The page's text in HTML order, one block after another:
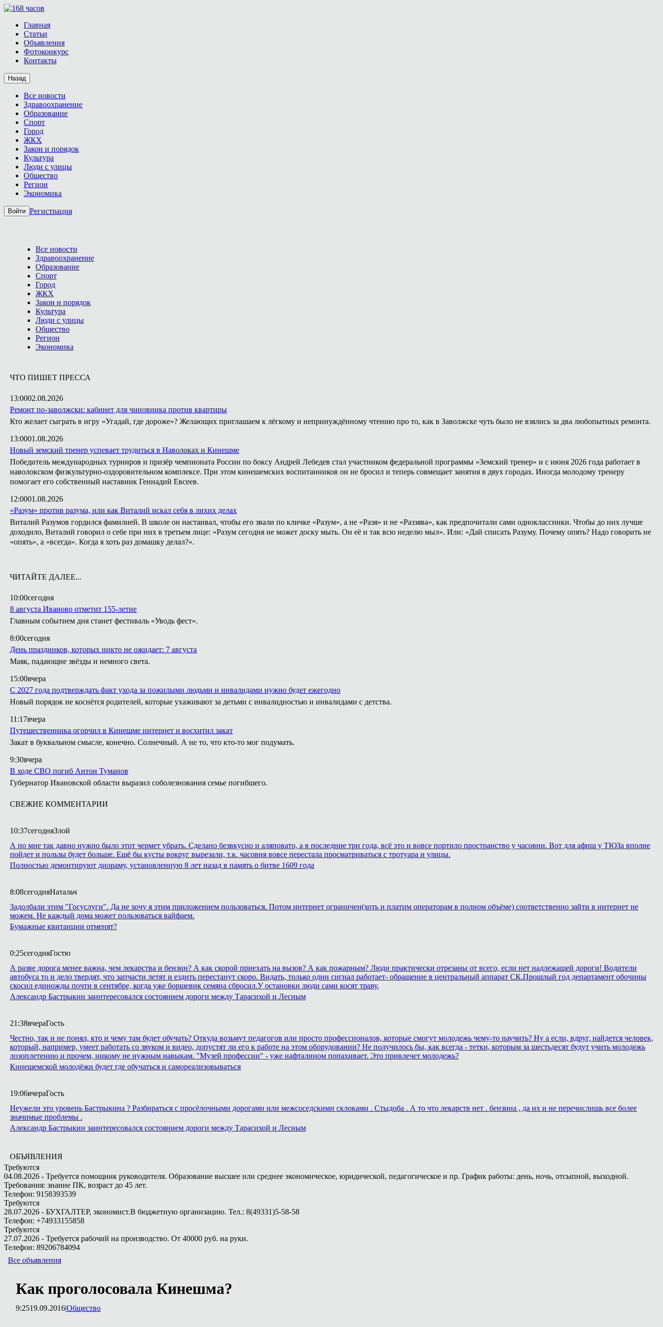
Главная
Статьи
Объявления
Фотоконкурс
Контакты
Назад
Все новости
Здравоохранение
Образование
Спорт
Город
ЖКХ
Закон и порядок
Культура
Люди с улицы
Общество
Регион
Экономика
Войти Регистрация
Все новости
Здравоохранение
Образование
Спорт
Город
ЖКХ
Закон и порядок
Культура
Люди с улицы
Общество
Регион
Экономика
ЧТО ПИШЕТ ПРЕССА
13:0002.08.2026
Ремонт по-заволжски: кабинет для чиновника против квартиры
Кто желает сыграть в игру «Угадай, где дороже»? Желающих приглашаем к лёгкому и непринуждённому чтению про то, как в Заволжске чуть было не взялись за два любопытных ремонта.
13:0001.08.2026
Новый земский тренер успевает трудиться в Наволоках и Кинешме
Победитель международных турниров и призёр чемпионата России по боксу Андрей Лебедев стал участником федеральной программы «Земский тренер» и с июня 2026 года работает в
наволокском физкультурно-оздоровительном комплексе. При этом кинешемских воспитанников он не бросил и теперь совмещает занятия в двух городах. Иногда молодому тренеру
помогает его собственный наставник Геннадий Евсеев.
12:0001.08.2026
«Разум» против разума, или как Виталий искал себя в лихих делах
Виталий Разумов гордился фамилией. В школе он настаивал, чтобы его звали по кличке «Разум», а не «Разя» и не «Раззява», как предпочитали сами одноклассники. Чтобы до них лучше
доходило, Виталий говорил о себе при них в третьем лице: «Разум сегодня не может доску мыть. Он её и так всю неделю мыл». Или: «Дай списать Разуму. Почему опять? Надо говорить не
«опять», а «всегда». Когда я хоть раз домашку делал?».
ЧИТАЙТЕ ДАЛЕЕ...
10:00сегодня
8 августа Иваново отметит 155-летие
Главным событием дня станет фестиваль «Уводь фест».
8:00сегодня
День праздников, которых никто не ожидает: 7 августа
Маяк, падающие звёзды и немного света.
15:00вчера
С 2027 года подтверждать факт ухода за пожилыми людьми и инвалидами нужно будет ежегодно
Новый порядок не коснётся родителей, которые ухаживают за детьми с инвалидностью и инвалидами с детства.
11:17вчера
Путешественника огорчил в Кинешме интернет и восхитил закат
Закат в буквальном смысле, конечно. Солнечный. А не то, что кто-то мог подумать.
9:30вчера
В ходе СВО погиб Антон Туманов
Губернатор Ивановской области выразил соболезнования семье погибшего.
СВЕЖИЕ КОММЕНТАРИИ
10:37сегодняЗлой
А по мне так давно нужно было этот чермет убрать. Сделано безвкусно и аляповато, а в последние три года, всё это и вовсе портило пространство у часовни. Вот для афиш у ТЮЗа вполне
пойдет и пользы будет больше. Ещё бы кусты вокруг вырезали, т.к. часовня вовсе перестала просматриваться с тротуара и улицы.
Полностью демонтируют диораму, установленную 8 лет назад в память о битве 1609 года
8:08сегодняНатальч
Задолбали этим "Госуслуги". Да не хочу я этим приложением пользоваться. Потом интернет ограничен(хоть и платим операторам в полном объёме) соответственно зайти в интернет не
можем. Не каждый дома может пользоваться вайфаем.
Бумажные квитанции отменят?
0:25сегодняГостю
А разве дорога менее важна, чем лекарства и бензин? А как скорой приехать на вызов? А как пожарным? Люди практически отрезаны от всего, если нет надлежащей дороги! Водители
автобуса то и дело твердят, что запчасти летят и ездить перестанут скоро. Видать, только один сигнал работает- обращение в центральный аппарат СК.Прошлый год департамент обочины
скосил единожды почти в сентябре, когда уже борщевик семяна сбросил.У остановки люди сами косят траву.
Александр Бастрыкин заинтересовался состоянием дороги между Тарасихой и Лесным
21:38вчераГость
Честно, так и не понял, кто и чему там будет обучать? Откуда возьмут педагогов или просто профессионалов, которые смогут молодежь чему-то научить? Ну а если, вдруг, найдется человек,
который, например, умеет работать со звуком и видео, допустят ли его к работе на этом оборудовании? Не получилось бы, как всегда - тетки, которым за шестьдесят будут учить молодежь
лозоплетению и прочем, никому не нужным навыкам. "Музей профессии" - уже нафталином попахивает. Это привлечет молодежь?
Кинешемской молодёжи будет где обучаться и самореализовываться
19:06вчераГость
Неужели это уровень Бастрыкина ? Разбираться с просёлочными дорогами или межсоседскими склоками . Стыдоба . А то что лекарств нет . бензина , да их и не перечислишь все более
значимые проблемы .
Александр Бастрыкин заинтересовался состоянием дороги между Тарасихой и Лесным
ОБЪЯВЛЕНИЯ
Требуются
04.08.2026 - Требуется помощник руководителя. Образование высшее или среднее экономическое, юридической, педагогическое и пр. График работы: день, ночь, отсыпной, выходной.
Требования: знание ПК, возраст до 45 лет.
Телефон: 9158393539
Требуются
28.07.2026 - БУХГАЛТЕР, экономист.В бюджетную организацию. Тел.: 8(49331)5-58-58
Телефон: +74933155858
Требуются
27.07.2026 - Требуется рабочий на производство. От 40000 руб. на руки.
Телефон: 89206784094
Все объявления
Как проголосовала Кинешма?
9:2519.09.2016|Общество